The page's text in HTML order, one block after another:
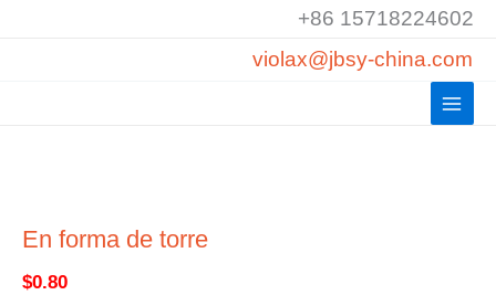
+86 15718224602
violax@jbsy-china.com
En forma de torre
$0.80